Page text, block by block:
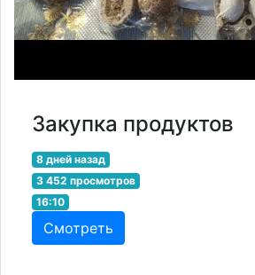
Закупка продуктов
8 дней назад
3 452 просмотров
16:10
Смотреть